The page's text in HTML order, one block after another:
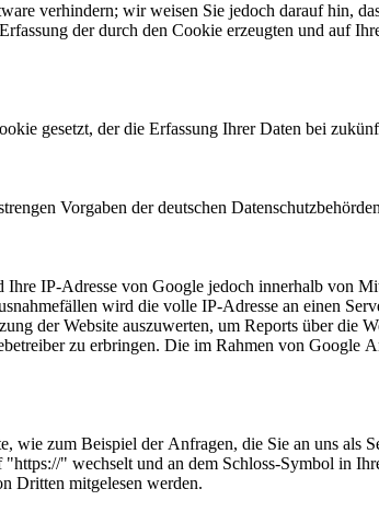
verhindern; wir weisen Sie jedoch darauf hin,
der durch den Cookie erzeugten und auf
gesetzt, der die Erfassung Ihrer Daten bei
Vorgaben der deutschen
IP-Adresse von Google jedoch innerhalb von
wird die volle IP-Adresse an einen
der Website auszuwerten, um Reports über die
zu erbringen. Die im Rahmen von
zum Beispiel der Anfragen, die Sie an uns als
" wechselt und an dem Schloss-Symbol in
Dritten mitgelesen werden.